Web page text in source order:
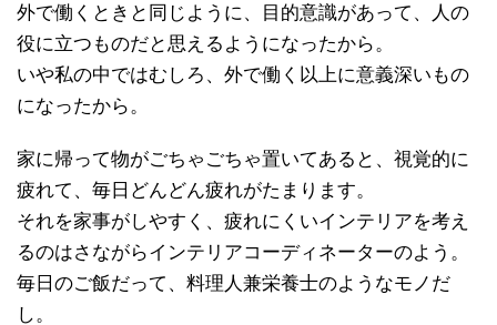
外で働くときと同じように、目的意識があって、人の
役に立つものだと思えるようになったから。
いや私の中ではむしろ、外で働く以上に意義深いもの
になったから。
家に帰って物がごちゃごちゃ置いてあると、視覚的に
疲れて、毎日どんどん疲れがたまります。
それを家事がしやすく、疲れにくいインテリアを考え
るのはさながらインテリアコーディネーターのよう。
毎日のご飯だって、料理人兼栄養士のようなモノだ
し。